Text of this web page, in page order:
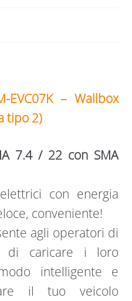
EVC07K – Wallbox
tipo 2)
7.4 / 22 con SMA
con energia
conveniente!
agli operatori di
di caricare i loro
intelligente e
il tuo veicolo